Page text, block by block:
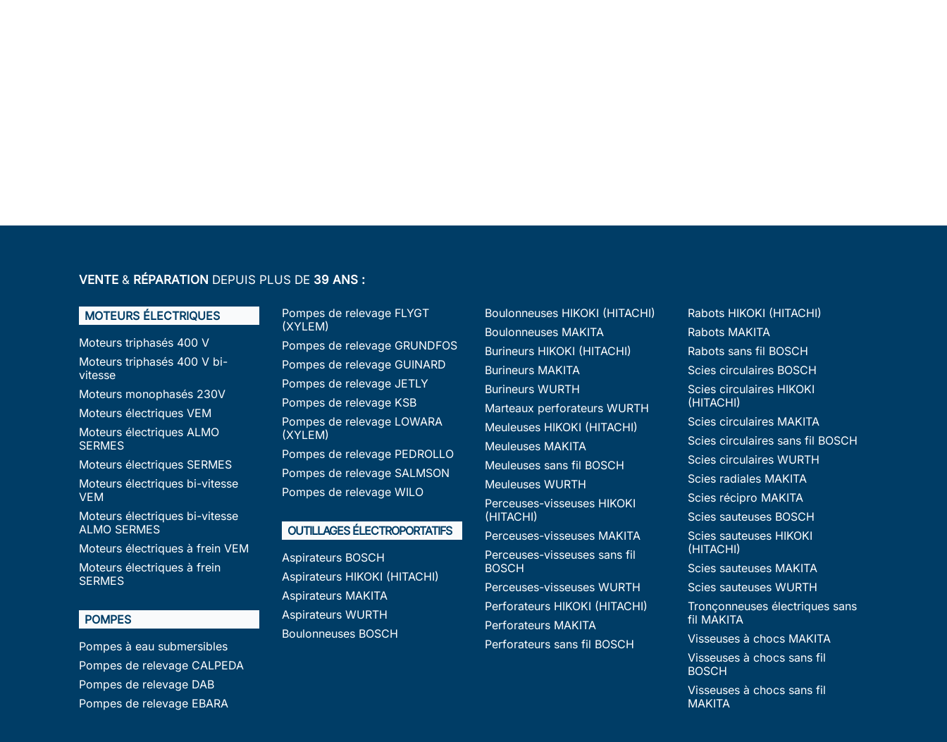
VENTE & RÉPARATION DEPUIS PLUS DE 39 ANS :
MOTEURS ÉLECTRIQUES
Moteurs triphasés 400 V
Moteurs triphasés 400 V bi-
vitesse
Moteurs monophasés 230V
Moteurs électriques VEM
Moteurs électriques ALMO
SERMES
Moteurs électriques SERMES
Moteurs électriques bi-vitesse
VEM
Moteurs électriques bi-vitesse
ALMO SERMES
Moteurs électriques à frein VEM
Moteurs électriques à frein
SERMES
POMPES
Pompes à eau submersibles
Pompes de relevage CALPEDA
Pompes de relevage DAB
Pompes de relevage EBARA
Pompes de relevage FLYGT
(XYLEM)
Pompes de relevage GRUNDFOS
Pompes de relevage GUINARD
Pompes de relevage JETLY
Pompes de relevage KSB
Pompes de relevage LOWARA
(XYLEM)
Pompes de relevage PEDROLLO
Pompes de relevage SALMSON
Pompes de relevage WILO
OUTILLAGES ÉLECTROPORTATIFS
Aspirateurs BOSCH
Aspirateurs HIKOKI (HITACHI)
Aspirateurs MAKITA
Aspirateurs WURTH
Boulonneuses BOSCH
Boulonneuses HIKOKI (HITACHI)
Boulonneuses MAKITA
Burineurs HIKOKI (HITACHI)
Burineurs MAKITA
Burineurs WURTH
Marteaux perforateurs WURTH
Meuleuses HIKOKI (HITACHI)
Meuleuses MAKITA
Meuleuses sans fil BOSCH
Meuleuses WURTH
Perceuses-visseuses HIKOKI
(HITACHI)
Perceuses-visseuses MAKITA
Perceuses-visseuses sans fil
BOSCH
Perceuses-visseuses WURTH
Perforateurs HIKOKI (HITACHI)
Perforateurs MAKITA
Perforateurs sans fil BOSCH
Rabots HIKOKI (HITACHI)
Rabots MAKITA
Rabots sans fil BOSCH
Scies circulaires BOSCH
Scies circulaires HIKOKI
(HITACHI)
Scies circulaires MAKITA
Scies circulaires sans fil BOSCH
Scies circulaires WURTH
Scies radiales MAKITA
Scies récipro MAKITA
Scies sauteuses BOSCH
Scies sauteuses HIKOKI
(HITACHI)
Scies sauteuses MAKITA
Scies sauteuses WURTH
Tronçonneuses électriques sans
fil MAKITA
Visseuses à chocs MAKITA
Visseuses à chocs sans fil
BOSCH
Visseuses à chocs sans fil
MAKITA